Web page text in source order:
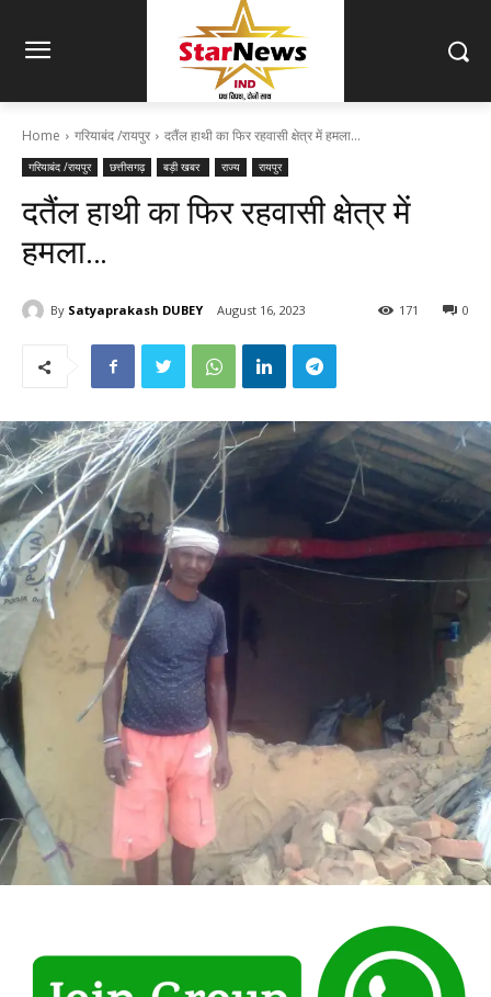
Home गरियाबंद /रायपुर दतैंल हाथी का फिर रहवासी क्षेत्र में हमला...
गरियाबंद /रायपुर छत्तीसगढ़ बड़ी खबर राज्य रायपुर
दतैंल हाथी का फिर रहवासी क्षेत्र में
हमला…
By Satyaprakash DUBEY August 16, 2023 0
171